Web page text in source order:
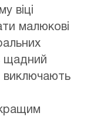
віці
малюкові
щадний
виключають